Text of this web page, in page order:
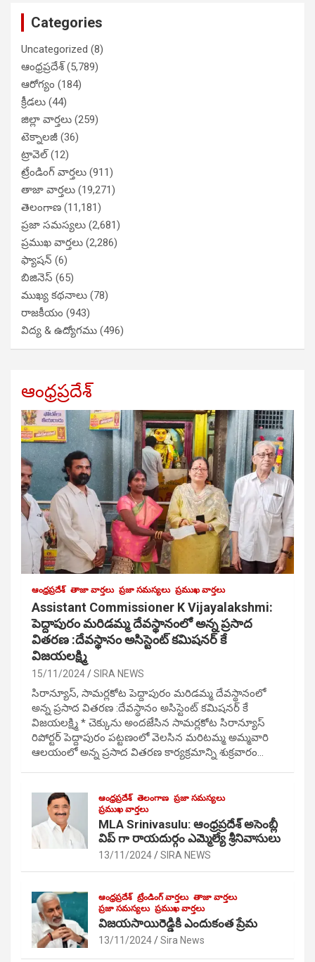
Categories
Uncategorized (8)
ఆంధ్రప్రదేశ్(5,789)
ఆరోగ్యం (184)
క్రీడలు (44)
జిల్లా వార్తలు (259)
టెక్నాలజీ (36)
ట్రావెల్(12)
ట్రేండింగ్ వార్తలు (911)
తాజా వార్తలు (19,271)
తెలంగాణ (11,181)
ప్రజా సమస్యలు (2,681)
ప్రముఖ వార్తలు (2,286)
ఫ్యాషన్ (6)
బిజినెస్ (65)
ముఖ్య కథనాలు (78)
రాజకీయం (943)
విద్య & ఉద్యోగము (496)
ఆంధ్రప్రదేశ్
ఆంధ్రప్రదేశ్ తాజా వార్తలు ప్రజా సమస్యలు ప్రముఖ వార్తలు
Assistant Commissioner K Vijayalakshmi:
పెద్దాపురం మరిడమ్మ దేవస్థానంలో అన్న ప్రసాద
వితరణ :దేవస్థానం అసిస్టెంట్ కమిషనర్ కే
విజయలక్ష్మి
15/11/2024 SIRA NEWS
సిరాన్యూస్, సామర్లకోట పెద్దాపురం మరిడమ్మ దేవస్థానంలో
అన్న ప్రసాద వితరణ :దేవస్థానం అసిస్టెంట్ కమిషనర్ కే
విజయలక్ష్మి * చెక్కును అందజేసిన సామర్లకోట సిరాన్యూస్
రిపోర్టర్ పెద్దాపురం పట్టణంలో వెలసిన మరిటమ్మ అమ్మవారి
ఆలయంలో అన్న ప్రసాద వితరణ కార్యక్రమాన్ని శుక్రవారం…
ఆంధ్రప్రదేశ్ తెలంగాణ ప్రజా సమస్యలు
ప్రముఖ వార్తలు
MLA Srinivasulu: ఆంధ్రప్రదేశ్ అసెంబ్లీ
విప్ గా రాయదుర్గం ఎమ్మెల్యే శ్రీనివాసులు
13/11/2024 SIRA NEWS
ఆంధ్రప్రదేశ్ ట్రేండింగ్ వార్తలు తాజా వార్తలు
ప్రజా సమస్యలు ప్రముఖ వార్తలు
విజయసాయిరెడ్డికి ఎందుకంత ప్రేమ
13/11/2024 Sira News